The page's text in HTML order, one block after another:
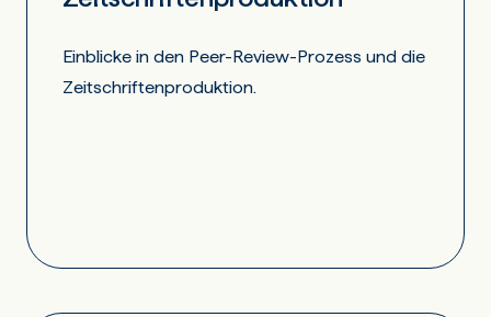
Einblicke in den Peer-Review-Prozess und die
Zeitschriftenproduktion.